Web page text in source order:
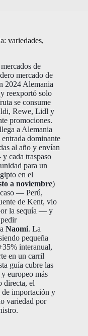
variedades,
de
mercado de
2024 Alemania
reexportó solo
se consume
Rewe, Lidl y
promociones.
a Alemania
dominante
al año y envían
cada traspaso
para un
en el
a noviembre)
— Perú,
de Kent, vio
la sequía — y
Naomi. La
pequeña
interanual,
en un carril
guía cubre las
europeo más
directa, el
de importación y
variedad por